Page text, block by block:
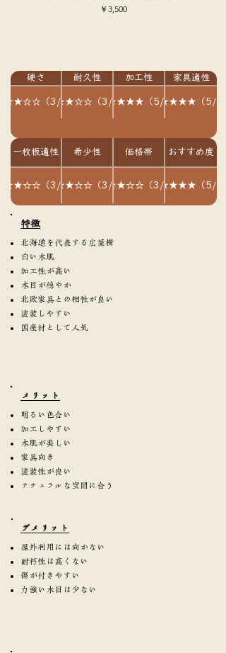
価格
￥3,500
硬さ 耐久性 加工性 家具適性
（3/5）
★★★☆☆（3/5）★★★★★（5/5）★★★★★（5/5
一枚板適性 希少性 価格帯 おすすめ度
（3/5）
★★★☆☆（3/5）★★★☆☆（3/5）★★★★★（5/5
​特徴
北海道を代表する広葉樹
白い木肌
加工性が高い
木目が穏やか
北欧家具との相性が良い
塗装しやすい
国産材として人気
​メリット
明るい色合い
加工しやすい
木肌が美しい
家具向き
塗装性が良い
ナチュラルな空間に合う
​デメリット
屋外利用には向かない
耐朽性は高くない
傷が付きやすい
力強い木目は少ない